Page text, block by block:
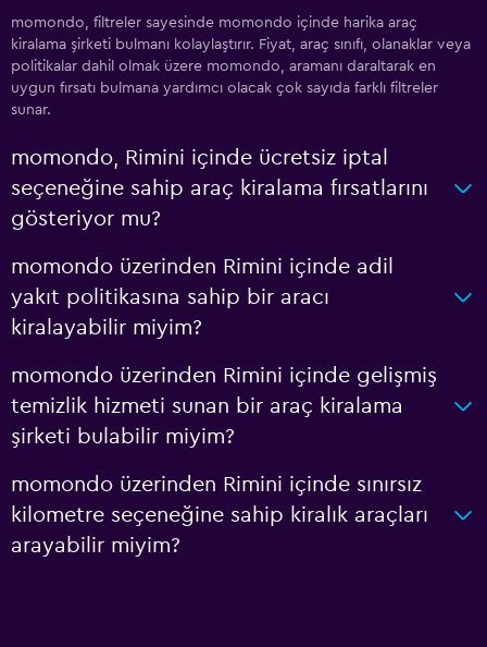
momondo, filtreler sayesinde momondo içinde harika araç
kiralama şirketi bulmanı kolaylaştırır. Fiyat, araç sınıfı, olanaklar veya
politikalar dahil olmak üzere momondo, aramanı daraltarak en
uygun fırsatı bulmana yardımcı olacak çok sayıda farklı filtreler
sunar.
momondo, Rimini içinde ücretsiz iptal
seçeneğine sahip araç kiralama fırsatlarını
gösteriyor mu?
momondo üzerinden Rimini içinde adil
yakıt politikasına sahip bir aracı
kiralayabilir miyim?
momondo üzerinden Rimini içinde gelişmiş
temizlik hizmeti sunan bir araç kiralama
şirketi bulabilir miyim?
momondo üzerinden Rimini içinde sınırsız
kilometre seçeneğine sahip kiralık araçları
arayabilir miyim?